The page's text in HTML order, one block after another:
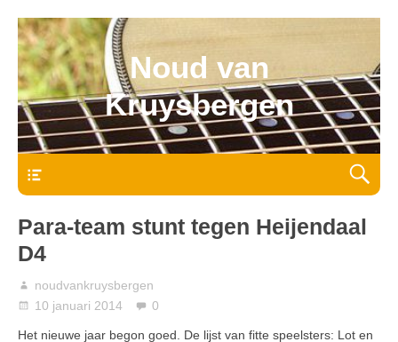
Noud van
Kruysbergen
Para-team stunt tegen Heijendaal
D4
noudvankruysbergen
10 januari 2014
0
Het nieuwe jaar begon goed. De lijst van fitte speelsters: Lot en